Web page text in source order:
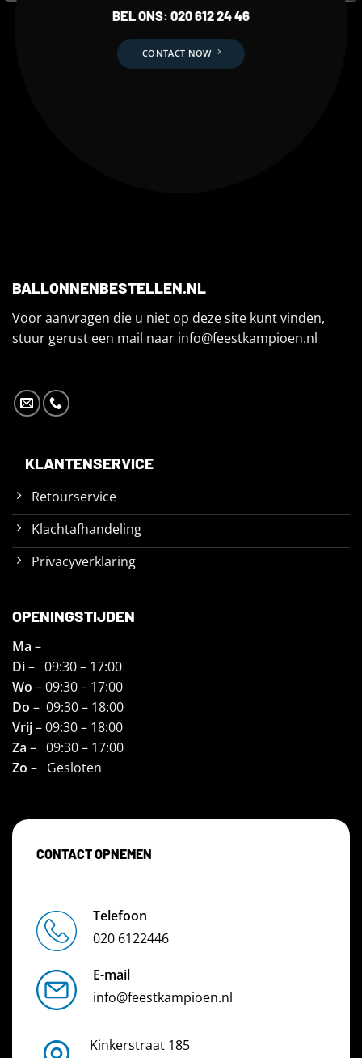
BEL ONS: 020 612 24 46
CONTACT NOW
BALLONNENBESTELLEN.NL
Voor aanvragen die u niet op deze site kunt vinden,
stuur gerust een mail naar info@feestkampioen.nl
KLANTENSERVICE
Retourservice
Klachtafhandeling
Privacyverklaring
OPENINGSTIJDEN
Ma –
Di– 09:30 – 17:00
Wo – 09:30 – 17:00
Do – 09:30 – 18:00
Vrij– 09:30 – 18:00
Za – 09:30 – 17:00
Zo – Gesloten
CONTACT OPNEMEN
Telefoon
020 6122446
E-mail
info@feestkampioen.nl
Kinkerstraat 185